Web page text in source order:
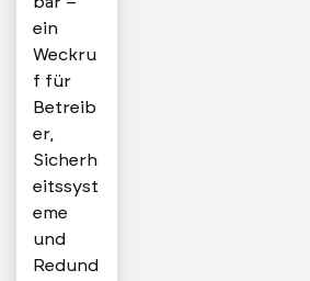
ein
Weckru
f für
Betreib
er,
Sicherh
eitssyst
eme
und
Redund